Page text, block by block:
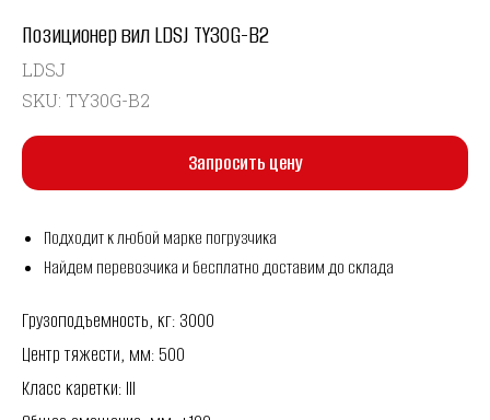
Позиционер вил LDSJ TY30G-B2
LDSJ
SKU: TY30G-B2
Запросить цену
Подходит к любой марке погрузчика
Найдем перевозчика и бесплатно доставим до склада
Грузоподъемность, кг: 3000
Центр тяжести, мм: 500
Класс каретки: III